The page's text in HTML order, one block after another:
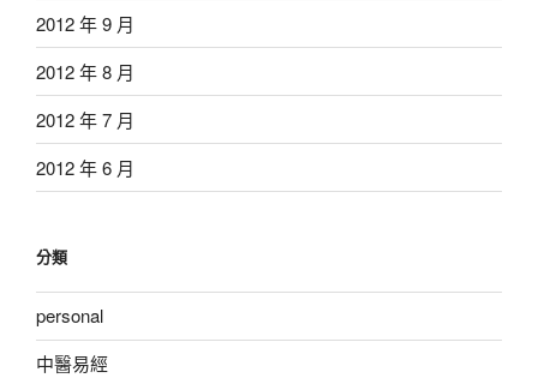
2012 年 9 月
2012 年 8 月
2012 年 7 月
2012 年 6 月
分類
personal
中醫易經